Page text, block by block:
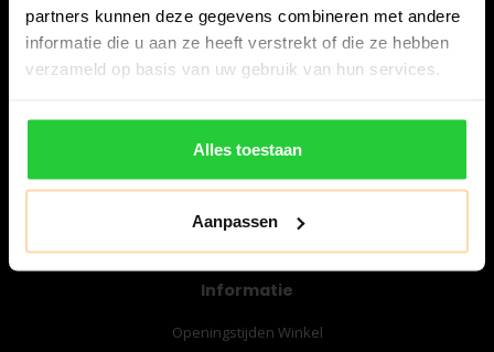
partners kunnen deze gegevens combineren met andere
informatie die u aan ze heeft verstrekt of die ze hebben
verzameld op basis van uw gebruik van hun services.
Alles toestaan
Aanpassen
Nederland
Informatie
Openingstijden Winkel